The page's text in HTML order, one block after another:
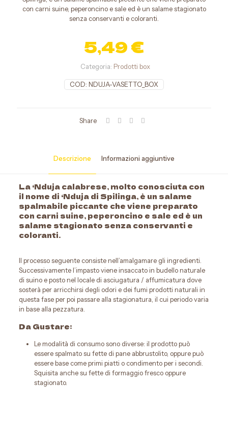
con carni suine, peperoncino e sale ed è un salame stagionato
senza conservanti e coloranti.
5,49€
COD: NDUJA-VASETTO_BOX
Categoria: Prodotti box
Share
Descrizione Informazioni aggiuntive
La ‘Nduja calabrese, molto conosciuta con
il nome di ‘Nduja di Spilinga, è un salame
spalmabile piccante che viene preparato
con carni suine, peperoncino e sale ed è un
salame stagionato senza conservanti e
coloranti.
Il processo seguente consiste nell’amalgamare gli ingredienti.
Successivamente l’impasto viene insaccato in budello naturale
di suino e posto nel locale di asciugatura / affumicatura dove
sosterà per arricchirsi degli odori e dei fumi prodotti naturali in
questa fase per poi passare alla stagionatura, il cui periodo varia
in base alla pezzatura.
Da Gustare:
Le modalità di consumo sono diverse: il prodotto può
essere spalmato su fette di pane abbrustolito, oppure può
essere base come primi piatti o condimento per i secondi.
Squisita anche su fette di formaggio fresco oppure
stagionato.
Specialità